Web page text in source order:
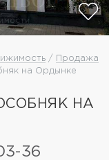
/
Продажа
на Ордынке
НА
36